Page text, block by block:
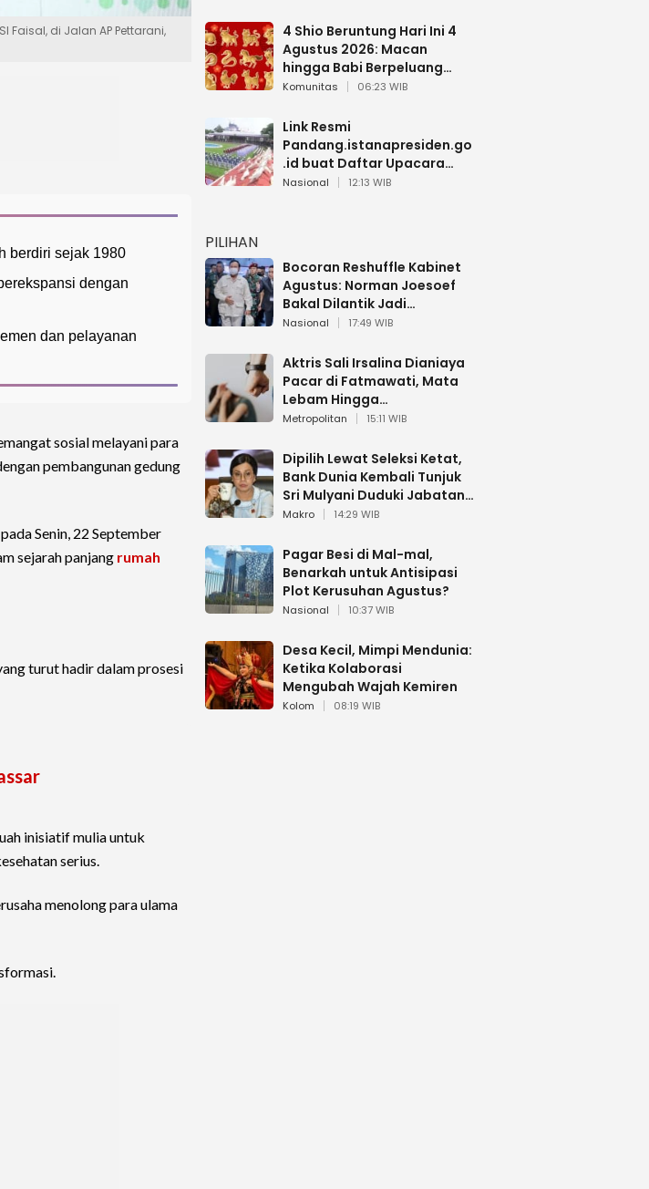
di Jalan AP Pettarani,
berdiri sejak 1980
dengan
dan pelayanan
sosial melayani para
pembangunan gedung
Senin, 22 September
sejarah panjang rumah
turut hadir dalam prosesi
inisiatif mulia untuk
serius.
menolong para ulama
4 Shio Beruntung Hari Ini 4
Agustus 2026: Macan
hingga Babi Berpeluang
Dapat Kabar Baik
Komunitas 06:23 WIB
Link Resmi
Pandang.istanapresiden.go
.id buat Daftar Upacara
Bendera HUT RI di Istana
Nasional 12:13 WIB
PILIHAN
Bocoran Reshuffle Kabinet
Agustus: Norman Joesoef
Bakal Dilantik Jadi
Wamenhan RI
Nasional 17:49 WIB
Aktris Sali Irsalina Dianiaya
Pacar di Fatmawati, Mata
Lebam Hingga
Diselamatkan Polantas
Metropolitan 15:11 WIB
Dipilih Lewat Seleksi Ketat,
Bank Dunia Kembali Tunjuk
Sri Mulyani Duduki Jabatan
Strategis
Makro 14:29 WIB
Pagar Besi di Mal-mal,
Benarkah untuk Antisipasi
Plot Kerusuhan Agustus?
Nasional 10:37 WIB
Desa Kecil, Mimpi Mendunia:
Ketika Kolaborasi
Mengubah Wajah Kemiren
Kolom 08:19 WIB